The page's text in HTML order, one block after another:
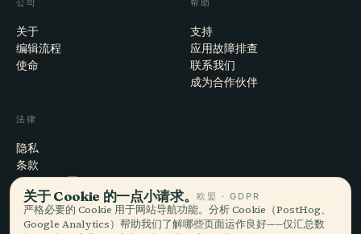
公司
关于
编辑流程
使命
帮助
支持
应用故障排查
联系我们
成为合作伙伴
法律
隐私
条款
Cookie 设置
注销账户
关于 Cookie 的一点小请求。欧盟 · GDPR
严格必要的 Cookie 用于网站导航功能。分析 Cookie（PostHog、
Google Analytics）帮助我们了解哪些页面运作良好——仅汇总数